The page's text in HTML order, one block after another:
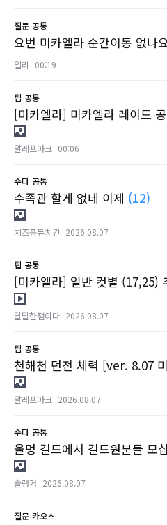
질문 공통
요번 미카엘라 순간이동 없나
일리 00:19
팁 공통
[미카엘라] 미카엘라 레이드
알레프아크 00:06
수다 공통
수족관 할게 없네 이제 (12)
치즈퐁듀치킨 2026.08.07
팁 공통
[미카엘라] 일반 컷별 (17,25)
달달한잼이다 2026.08.07
팁 공통
천해천 던전 체력 [ver. 8.07
알레프아크 2026.08.07
수다 공통
울멍 길드에서 길드원분들 모
솔랭거 2026.08.07
질문 카오스